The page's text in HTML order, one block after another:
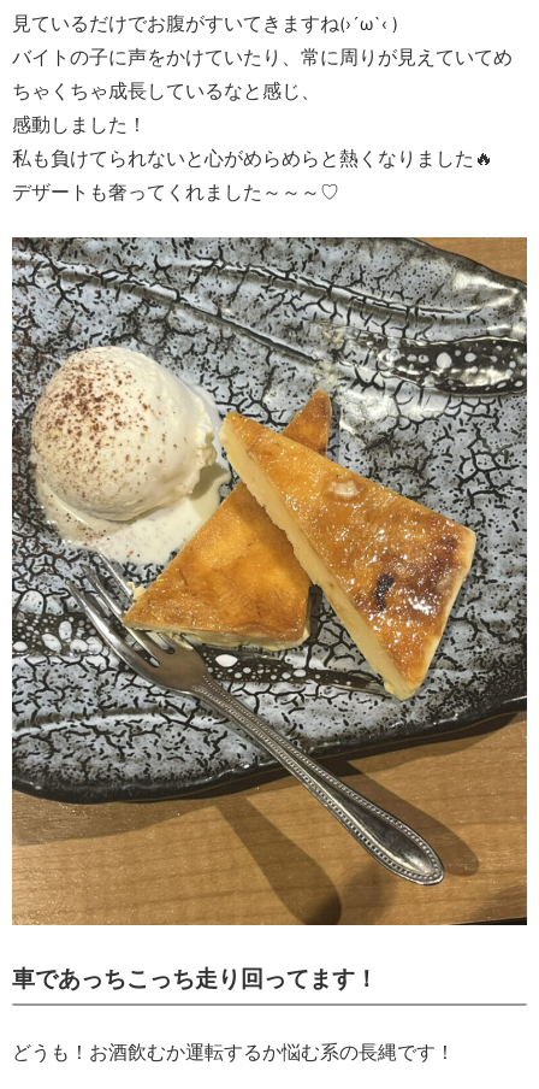
見ているだけでお腹がすいてきますね(›´ω`‹ )
バイトの子に声をかけていたり、常に周りが見えていてめ
ちゃくちゃ成長しているなと感じ、
感動しました！
私も負けてられないと心がめらめらと熱くなりました🔥
デザートも奢ってくれました～～～♡
車であっちこっち走り回ってます！
どうも！お酒飲むか運転するか悩む系の長縄です！